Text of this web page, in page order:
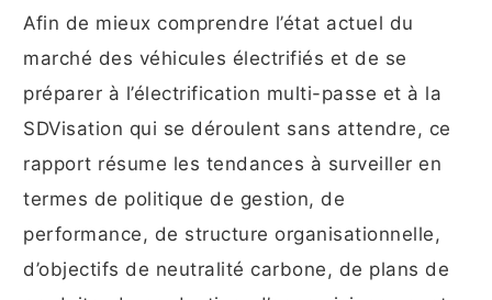
Afin de mieux comprendre l’état actuel du
marché des véhicules électrifiés et de se
préparer à l’électrification multi-passe et à la
SDVisation qui se déroulent sans attendre, ce
rapport résume les tendances à surveiller en
termes de politique de gestion, de
performance, de structure organisationnelle,
d’objectifs de neutralité carbone, de plans de